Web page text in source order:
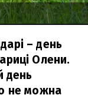
– день
Олени.
день
не можна